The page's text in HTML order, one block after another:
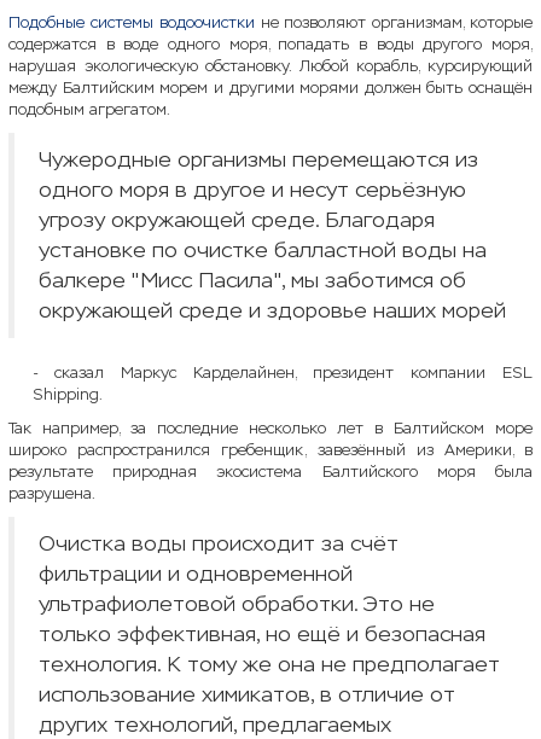
Подобные системы водоочистки не позволяют организмам, которые
содержатся в воде одного моря, попадать в воды другого моря,
нарушая экологическую обстановку. Любой корабль, курсирующий
между Балтийским морем и другими морями должен быть оснащён
подобным агрегатом.
Чужеродные организмы перемещаются из
одного моря в другое и несут серьёзную
угрозу окружающей среде. Благодаря
установке по очистке балластной воды на
балкере "Мисс Пасила", мы заботимся об
окружающей среде и здоровье наших морей
- сказал Маркус Карделайнен, президент компании ESL
Shipping.
Так например, за последние несколько лет в Балтийском море
широко распространился гребенщик, завезённый из Америки, в
результате природная экосистема Балтийского моря была
разрушена.
Очистка воды происходит за счёт
фильтрации и одновременной
ультрафиолетовой обработки. Это не
только эффективная, но ещё и безопасная
технология. К тому же она не предполагает
использование химикатов, в отличие от
других технологий, предлагаемых